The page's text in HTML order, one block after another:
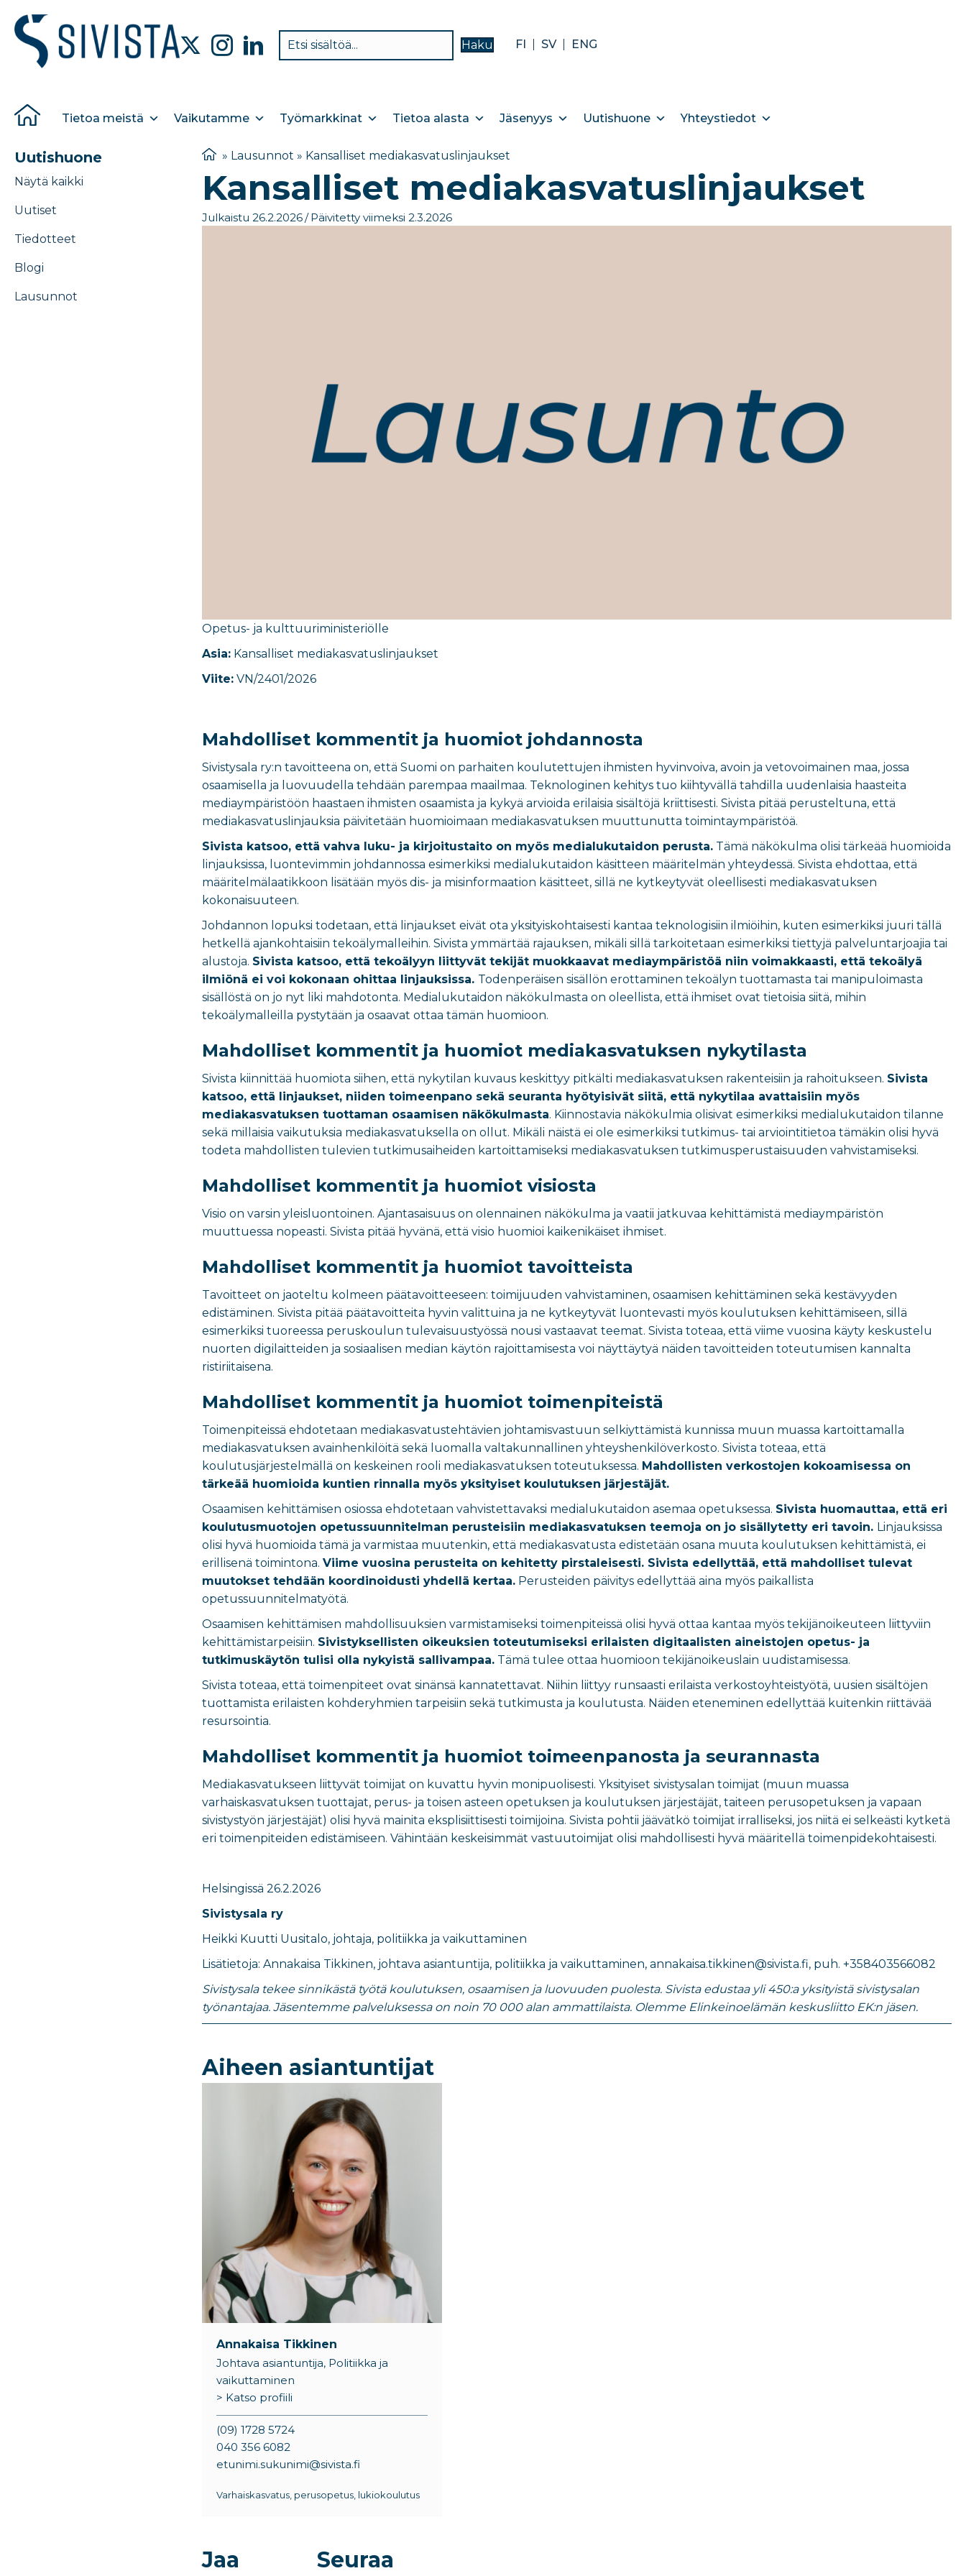
Haku FI SV ENG
Tietoa meistä Vaikutamme Työmarkkinat Tietoa alasta Jäsenyys Uutishuone Yhteystiedot
Uutishuone
Näytä kaikki
Uutiset
Tiedotteet
Blogi
Lausunnot
» Lausunnot » Kansalliset mediakasvatuslinjaukset
Kansalliset mediakasvatuslinjaukset
Julkaistu 26.2.2026/ Päivitetty viimeksi 2.3.2026
Opetus- ja kulttuuriministeriölle
Asia:Kansalliset mediakasvatuslinjaukset
Viite:VN/2401/2026
Mahdolliset kommentit ja huomiot johdannosta
Sivistysala ry:n tavoitteena on, että Suomi on parhaiten koulutettujen ihmisten hyvinvoiva, avoin ja vetovoimainen maa, jossa
osaamisella ja luovuudella tehdään parempaa maailmaa. Teknologinen kehitys tuo kiihtyvällä tahdilla uudenlaisia haasteita
mediaympäristöön haastaen ihmisten osaamista ja kykyä arvioida erilaisia sisältöjä kriittisesti. Sivista pitää perusteltuna, että
mediakasvatuslinjauksia päivitetään huomioimaan mediakasvatuksen muuttunutta toimintaympäristöä.
Sivista katsoo, että vahva luku- ja kirjoitustaito on myös medialukutaidon perusta.Tämä näkökulma olisi tärkeää huomioida
linjauksissa, luontevimmin johdannossa esimerkiksi medialukutaidon käsitteen määritelmän yhteydessä. Sivista ehdottaa, että
määritelmälaatikkoon lisätään myös dis- ja misinformaation käsitteet, sillä ne kytkeytyvät oleellisesti mediakasvatuksen
kokonaisuuteen.
Johdannon lopuksi todetaan, että linjaukset eivät ota yksityiskohtaisesti kantaa teknologisiin ilmiöihin, kuten esimerkiksi juuri tällä
hetkellä ajankohtaisiin tekoälymalleihin. Sivista ymmärtää rajauksen, mikäli sillä tarkoitetaan esimerkiksi tiettyjä palveluntarjoajia tai
alustoja. Sivista katsoo, että tekoälyyn liittyvät tekijät muokkaavat mediaympäristöä niin voimakkaasti, että tekoälyä
ilmiönä ei voi kokonaan ohittaa linjauksissa. Todenperäisen sisällön erottaminen tekoälyn tuottamasta tai manipuloimasta
sisällöstä on jo nyt liki mahdotonta. Medialukutaidon näkökulmasta on oleellista, että ihmiset ovat tietoisia siitä, mihin
tekoälymalleilla pystytään ja osaavat ottaa tämän huomioon.
Mahdolliset kommentit ja huomiot mediakasvatuksen nykytilasta
Sivista kiinnittää huomiota siihen, että nykytilan kuvaus keskittyy pitkälti mediakasvatuksen rakenteisiin ja rahoitukseen. Sivista
katsoo, että linjaukset, niiden toimeenpano sekä seuranta hyötyisivät siitä, että nykytilaa avattaisiin myös
mediakasvatuksen tuottaman osaamisen näkökulmasta. Kiinnostavia näkökulmia olisivat esimerkiksi medialukutaidon tilanne
sekä millaisia vaikutuksia mediakasvatuksella on ollut. Mikäli näistä ei ole esimerkiksi tutkimus- tai arviointitietoa tämäkin olisi hyvä
todeta mahdollisten tulevien tutkimusaiheiden kartoittamiseksi mediakasvatuksen tutkimusperustaisuuden vahvistamiseksi.
Mahdolliset kommentit ja huomiot visiosta
Visio on varsin yleisluontoinen. Ajantasaisuus on olennainen näkökulma ja vaatii jatkuvaa kehittämistä mediaympäristön
muuttuessa nopeasti. Sivista pitää hyvänä, että visio huomioi kaikenikäiset ihmiset.
Mahdolliset kommentit ja huomiot tavoitteista
Tavoitteet on jaoteltu kolmeen päätavoitteeseen: toimijuuden vahvistaminen, osaamisen kehittäminen sekä kestävyyden
edistäminen. Sivista pitää päätavoitteita hyvin valittuina ja ne kytkeytyvät luontevasti myös koulutuksen kehittämiseen, sillä
esimerkiksi tuoreessa peruskoulun tulevaisuustyössä nousi vastaavat teemat. Sivista toteaa, että viime vuosina käyty keskustelu
nuorten digilaitteiden ja sosiaalisen median käytön rajoittamisesta voi näyttäytyä näiden tavoitteiden toteutumisen kannalta
ristiriitaisena.
Mahdolliset kommentit ja huomiot toimenpiteistä
Toimenpiteissä ehdotetaan mediakasvatustehtävien johtamisvastuun selkiyttämistä kunnissa muun muassa kartoittamalla
mediakasvatuksen avainhenkilöitä sekä luomalla valtakunnallinen yhteyshenkilöverkosto. Sivista toteaa, että
koulutusjärjestelmällä on keskeinen rooli mediakasvatuksen toteutuksessa. Mahdollisten verkostojen kokoamisessa on
tärkeää huomioida kuntien rinnalla myös yksityiset koulutuksen järjestäjät.
Osaamisen kehittämisen osiossa ehdotetaan vahvistettavaksi medialukutaidon asemaa opetuksessa. Sivista huomauttaa, että eri
koulutusmuotojen opetussuunnitelman perusteisiin mediakasvatuksen teemoja on jo sisällytetty eri tavoin. Linjauksissa
olisi hyvä huomioida tämä ja varmistaa muutenkin, että mediakasvatusta edistetään osana muuta koulutuksen kehittämistä, ei
erillisenä toimintona. Viime vuosina perusteita on kehitetty pirstaleisesti. Sivista edellyttää, että mahdolliset tulevat
muutokset tehdään koordinoidusti yhdellä kertaa.Perusteiden päivitys edellyttää aina myös paikallista
opetussuunnitelmatyötä.
Osaamisen kehittämisen mahdollisuuksien varmistamiseksi toimenpiteissä olisi hyvä ottaa kantaa myös tekijänoikeuteen liittyviin
kehittämistarpeisiin. Sivistyksellisten oikeuksien toteutumiseksi erilaisten digitaalisten aineistojen opetus- ja
tutkimuskäytön tulisi olla nykyistä sallivampaa.Tämä tulee ottaa huomioon tekijänoikeuslain uudistamisessa.
Sivista toteaa, että toimenpiteet ovat sinänsä kannatettavat. Niihin liittyy runsaasti erilaista verkostoyhteistyötä, uusien sisältöjen
tuottamista erilaisten kohderyhmien tarpeisiin sekä tutkimusta ja koulutusta. Näiden eteneminen edellyttää kuitenkin riittävää
resursointia.
Mahdolliset kommentit ja huomiot toimeenpanosta ja seurannasta
Mediakasvatukseen liittyvät toimijat on kuvattu hyvin monipuolisesti. Yksityiset sivistysalan toimijat (muun muassa
varhaiskasvatuksen tuottajat, perus- ja toisen asteen opetuksen ja koulutuksen järjestäjät, taiteen perusopetuksen ja vapaan
sivistystyön järjestäjät) olisi hyvä mainita eksplisiittisesti toimijoina. Sivista pohtii jäävätkö toimijat irralliseksi, jos niitä ei selkeästi kytketä
eri toimenpiteiden edistämiseen. Vähintään keskeisimmät vastuutoimijat olisi mahdollisesti hyvä määritellä toimenpidekohtaisesti.
Helsingissä 26.2.2026
Sivistysala ry
Heikki Kuutti Uusitalo, johtaja, politiikka ja vaikuttaminen
Lisätietoja: Annakaisa Tikkinen, johtava asiantuntija, politiikka ja vaikuttaminen, annakaisa.tikkinen@sivista.fi, puh. +358403566082
Sivistysala tekee sinnikästä työtä koulutuksen, osaamisen ja luovuuden puolesta. Sivista edustaa yli 450:a yksityistä sivistysalan
työnantajaa. Jäsentemme palveluksessa on noin 70 000 alan ammattilaista. Olemme Elinkeinoelämän keskusliitto EK:n jäsen.
Aiheen asiantuntijat
Annakaisa Tikkinen
Johtava asiantuntija, Politiikka ja
vaikuttaminen
> Katso profiili
(09) 1728 5724
040 356 6082
etunimi.sukunimi@sivista.fi
Varhaiskasvatus, perusopetus, lukiokoulutus
Jaa Seuraa